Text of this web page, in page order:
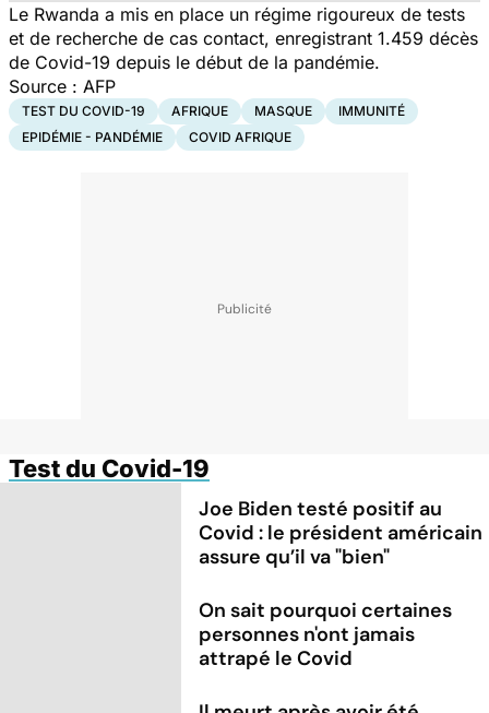
Le Rwanda a mis en place un régime rigoureux de tests
et de recherche de cas contact, enregistrant 1.459 décès
de Covid-19 depuis le début de la pandémie.
Source : AFP
TEST DU COVID-19 AFRIQUE MASQUE
IMMUNITÉ
EPIDÉMIE - PANDÉMIE
COVID AFRIQUE
Test du Covid-19
Joe Biden testé positif au
Covid : le président américain
assure qu’il va "bien"
On sait pourquoi certaines
personnes n'ont jamais
attrapé le Covid